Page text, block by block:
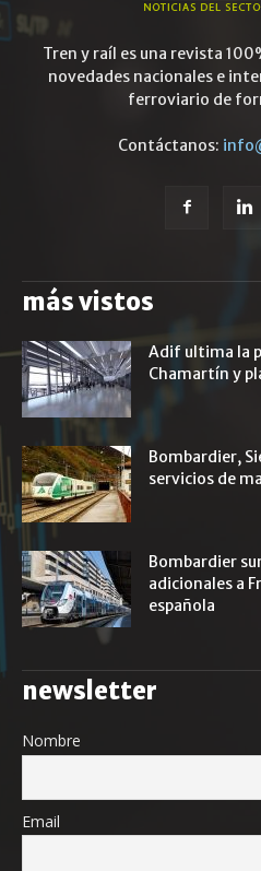
Tren y raíl es una revista
novedades nacionales e
ferroviario de
Contáctanos:
más vistos
Adif ultima la
Chamartín y
Bombardier,
servicios de
Bombardier
adicionales a
española
newsletter
Nombre
Email